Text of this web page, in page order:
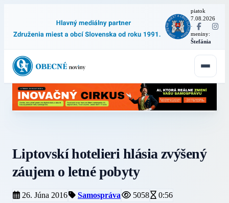
piatok
7.08.2026
·
meniny:
Štefánia
Liptovskí hotelieri hlásia zvýšený
záujem o letné pobyty
26. Júna 2016 Samospráva 5058 0:56